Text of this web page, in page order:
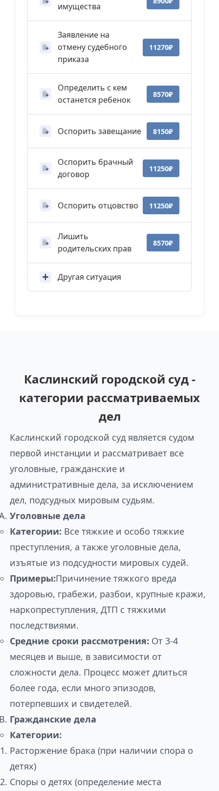
имущества
Заявление на
отмену судебного
приказа
11270₽
Определить с кем
останется ребенок
8570₽
Оспорить завещание 8150₽
Оспорить брачный
договор
11250₽
Оспорить отцовство 11250₽
Лишить
родительских прав
8570₽
Другая ситуация
Каслинский городской суд -
категории рассматриваемых
дел
Каслинский городской суд является судом
первой инстанции и рассматривает все
уголовные, гражданские и
административные дела, за исключением
дел, подсудных мировым судьям.
Уголовные дела
Категории: Все тяжкие и особо тяжкие
преступления, а также уголовные дела,
изъятые из подсудности мировых судей.
Примеры:Причинение тяжкого вреда
здоровью, грабежи, разбои, крупные кражи,
наркопреступления, ДТП с тяжкими
последствиями.
Средние сроки рассмотрения: От 3-4
месяцев и выше, в зависимости от
сложности дела. Процесс может длиться
более года, если много эпизодов,
потерпевших и свидетелей.
Гражданские дела
Категории:
Расторжение брака (при наличии спора о
детях)
Споры о детях (определение места